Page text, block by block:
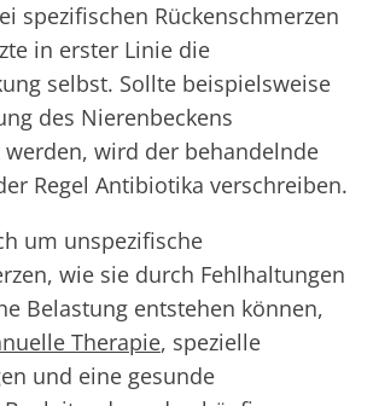
spezifischen Rückenschmerzen
in erster Linie die
selbst. Sollte beispielsweise
des Nierenbeckens
wird der behandelnde
Regel Antibiotika verschreiben.
um unspezifische
wie sie durch Fehlhaltungen
Belastung entstehen können,
Therapie, spezielle
und eine gesunde